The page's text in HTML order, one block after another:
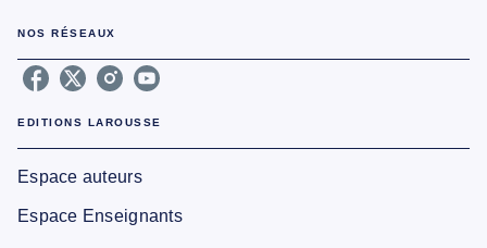
NOS RÉSEAUX
EDITIONS LAROUSSE
Espace auteurs
Espace Enseignants